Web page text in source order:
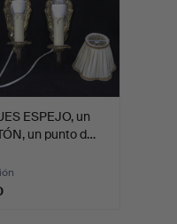
ESPEJO, un
un punto d…